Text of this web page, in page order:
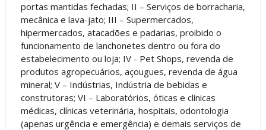
portas mantidas fechadas; II – Serviços de borracharia,
mecânica e lava-jato; III – Supermercados,
hipermercados, atacadões e padarias, proibido o
funcionamento de lanchonetes dentro ou fora do
estabelecimento ou loja; IV - Pet Shops, revenda de
produtos agropecuários, açougues, revenda de água
mineral; V – Indústrias, Indústria de bebidas e
construtoras; VI – Laboratórios, óticas e clínicas
médicas, clínicas veterinária, hospitais, odontologia
(apenas urgência e emergência) e demais serviços de